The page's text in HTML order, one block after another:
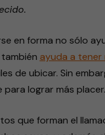
en forma no sólo
ayuda a tener
de ubicar. Sin
lograr más placer.
que forman el